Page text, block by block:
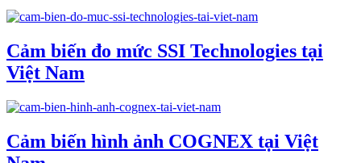
Cảm biến đo mức SSI Technologies tại
Việt Nam
Cảm biến hình ảnh COGNEX tại Việt